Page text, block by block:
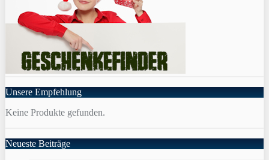
Unsere Empfehlung
Keine Produkte gefunden.
Neueste Beiträge